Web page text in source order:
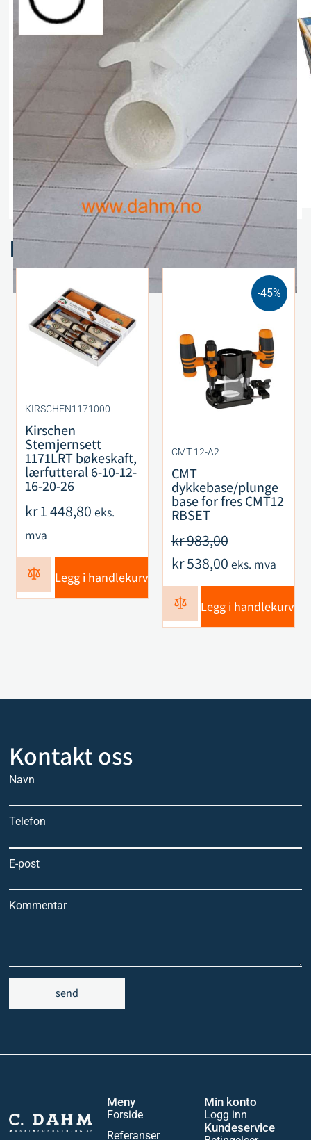
Utsolgt, men kan bestilles
Legg i handlekurv
Sammenlign
Legg i ønskeliste
Beskrivelse
Spesifikasjoner
Relaterte produkter
KIRSCHEN1171000
Kirschen
Stemjernsett
1171LRT bøkeskaft,
lærfutteral 6-10-12-
16-20-26
kr1 448,80 eks.
mva
Legg i handlekurv
-45%
CMT 12-A2
CMT
dykkebase/plunge
base for fres CMT12
RBSET
kr983,00
kr538,00 eks. mva
Legg i handlekurv
Kontakt oss
Navn
Telefon
E-post
Kommentar
send
Meny
Forside
Referanser
Min konto
Logg inn
Kundeservice